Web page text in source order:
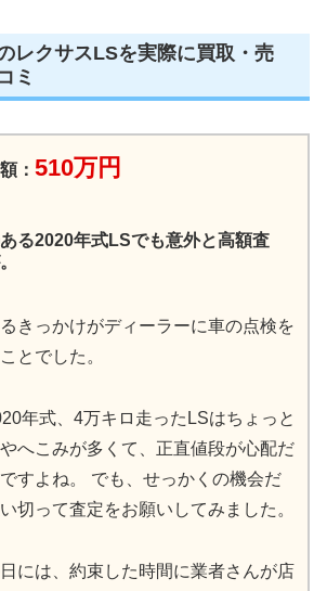
レクサスLSを実際に買取・売
ミ
： 510万円
る2020年式LSでも意外と高額査
きっかけがディーラーに車の点検を
とでした。
年式、4万キロ走ったLSはちょっと
へこみが多くて、正直値段が心配だ
すよね。 でも、せっかくの機会だ
切って査定をお願いしてみました。
には、約束した時間に業者さんが店